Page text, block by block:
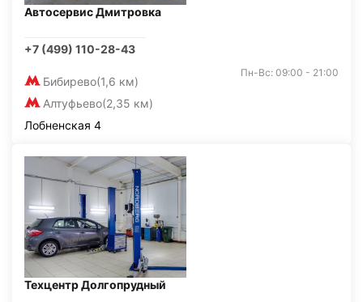
Автосервис Дмитровка
+7 (499) 110-28-43
Бибирево(1,6 км)
Алтуфьево(2,35 км)
Пн-Вс: 09:00 - 21:00
Лобненская 4
Техцентр Долгопрудный